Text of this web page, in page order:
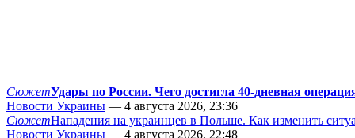
СюжетУдары по России. Чего достигла 40-дневная
Новости Украины — 4 августа 2026, 23:36
СюжетНападения на украинцев в Польше. Как изменить
Новости Украины — 4 августа 2026, 22:48